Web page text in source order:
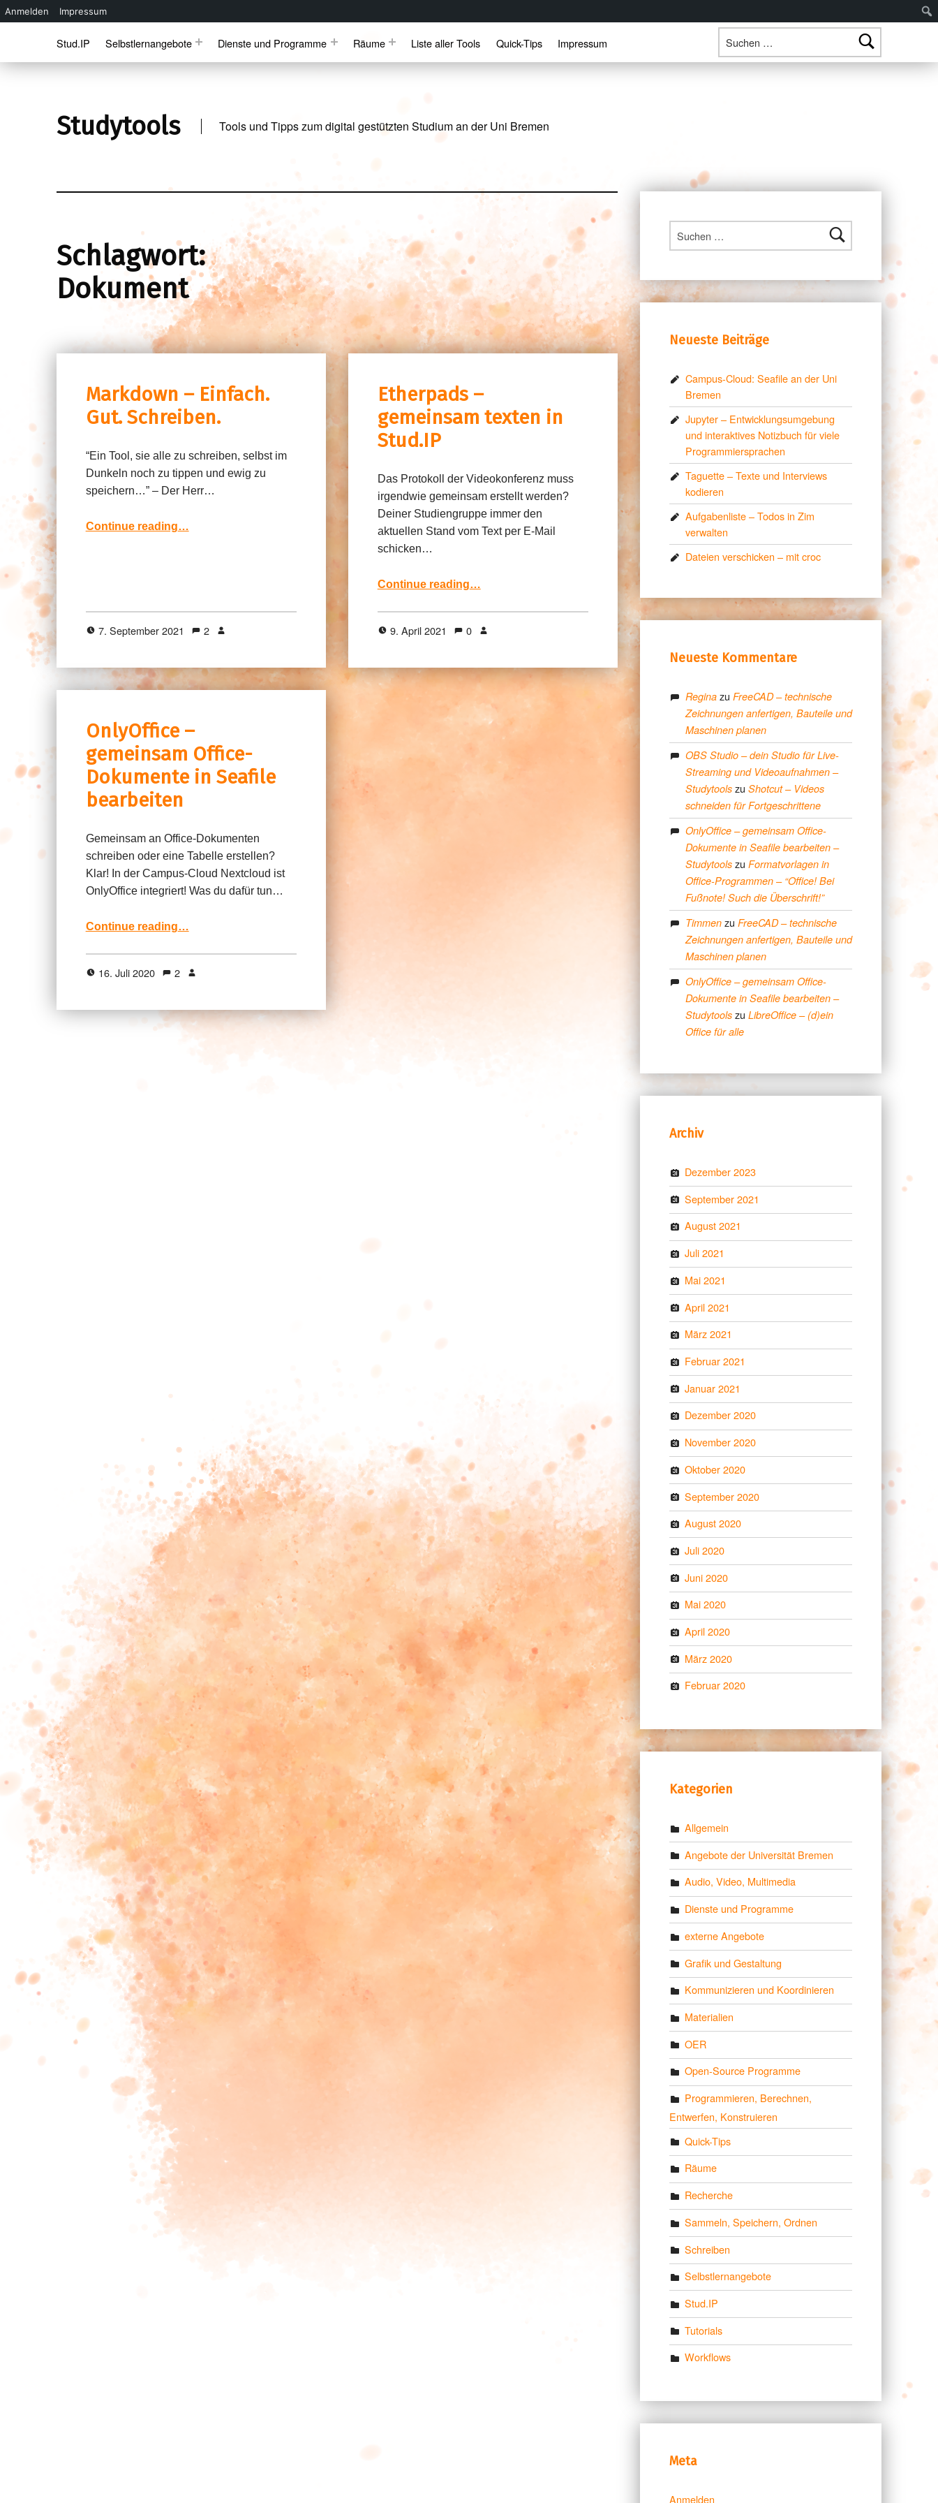
Anmelden Impressum
Skip to main navigation
Skip to main content
Skip to footer
Suchen nach:
Stud.IP
Selbstlernangebote Dienste und Programme Räume Liste aller Tools Quick-Tips Impressum
Studytools Tools und Tipps zum digital gestützten Studium an der Uni Bremen
Schlagwort:
Dokument
Markdown – Einfach.
Gut. Schreiben.
“Ein Tool, sie alle zu schreiben, selbst im
Dunkeln noch zu tippen und ewig zu
speichern…” – Der Herr…
Continue reading…
7. September 2021 2
Etherpads –
gemeinsam texten in
Stud.IP
Das Protokoll der Videokonferenz muss
irgendwie gemeinsam erstellt werden?
Deiner Studiengruppe immer den
aktuellen Stand vom Text per E-Mail
schicken…
Continue reading…
9. April 2021 0
OnlyOffice –
gemeinsam Office-
Dokumente in Seafile
bearbeiten
Gemeinsam an Office-Dokumenten
schreiben oder eine Tabelle erstellen?
Klar! In der Campus-Cloud Nextcloud ist
OnlyOffice integriert! Was du dafür tun…
Continue reading“OnlyOffice – gemeinsam Office-Dokumente in Seafile bearbeiten”
…
16. Juli 2020 2
Suchen nach:
Neueste Beiträge
Campus-Cloud: Seafile an der Uni
Bremen
Jupyter – Entwicklungsumgebung
und interaktives Notizbuch für viele
Programmiersprachen
Taguette – Texte und Interviews
kodieren
Aufgabenliste – Todos in Zim
verwalten
Dateien verschicken – mit croc
Neueste Kommentare
Regina zuFreeCAD – technische
Zeichnungen anfertigen, Bauteile und
Maschinen planen
OBS Studio – dein Studio für Live-
Streaming und Videoaufnahmen –
Studytools zuShotcut – Videos
schneiden für Fortgeschrittene
OnlyOffice – gemeinsam Office-
Dokumente in Seafile bearbeiten –
Studytools zuFormatvorlagen in
Office-Programmen – “Office! Bei
Fußnote! Such die Überschrift!”
Timmen zuFreeCAD – technische
Zeichnungen anfertigen, Bauteile und
Maschinen planen
OnlyOffice – gemeinsam Office-
Dokumente in Seafile bearbeiten –
Studytools zuLibreOffice – (d)ein
Office für alle
Archiv
Dezember 2023
September 2021
August 2021
Juli 2021
Mai 2021
April 2021
März 2021
Februar 2021
Januar 2021
Dezember 2020
November 2020
Oktober 2020
September 2020
August 2020
Juli 2020
Juni 2020
Mai 2020
April 2020
März 2020
Februar 2020
Kategorien
Allgemein
Angebote der Universität Bremen
Audio, Video, Multimedia
Dienste und Programme
externe Angebote
Grafik und Gestaltung
Kommunizieren und Koordinieren
Materialien
OER
Open-Source Programme
Programmieren, Berechnen,
Entwerfen, Konstruieren
Quick-Tips
Räume
Recherche
Sammeln, Speichern, Ordnen
Schreiben
Selbstlernangebote
Stud.IP
Tutorials
Workflows
Meta
Anmelden